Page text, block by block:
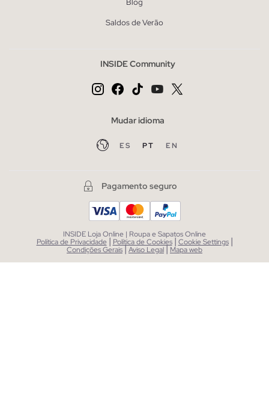
Blog
Saldos de Verão
INSIDE Community
Mudar idioma
ES PT EN
Pagamento seguro
INSIDE Loja Online | Roupa e Sapatos Online
Política de Privacidade | Política de Cookies | Cookie Settings |
Condições Gerais|Aviso Legal| Mapa web